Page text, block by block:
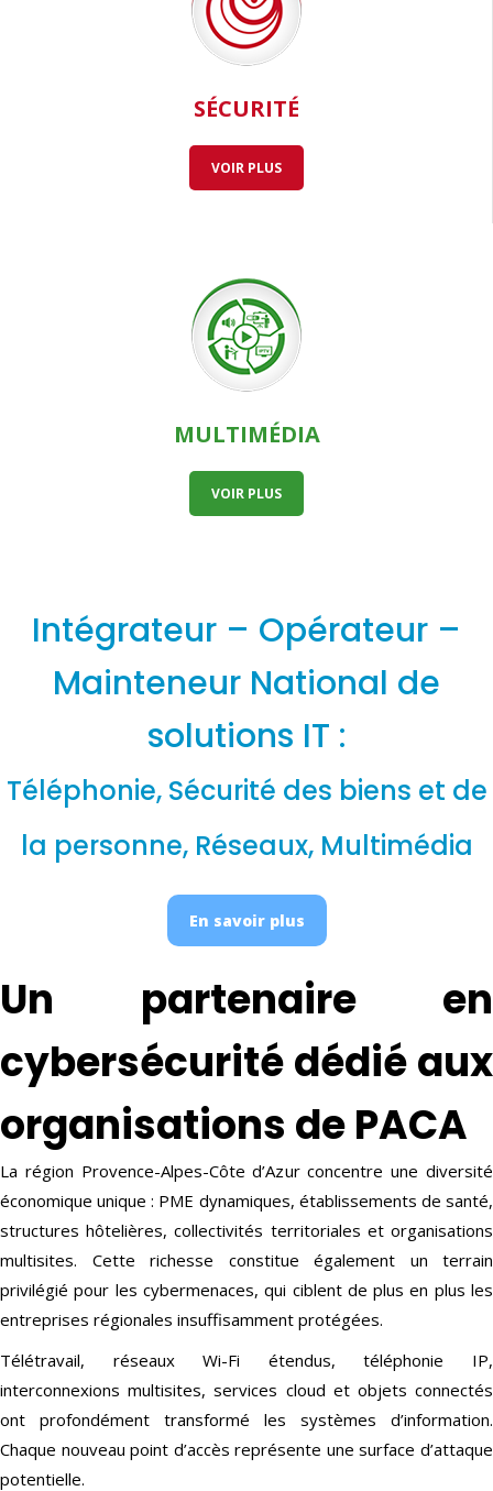
SÉCURITÉ
VOIR PLUS
MULTIMÉDIA
VOIR PLUS
Intégrateur – Opérateur –
Mainteneur National de
solutions IT :
Téléphonie, Sécurité des biens et de
la personne, Réseaux, Multimédia
En savoir plus
Un partenaire en
cybersécurité dédié aux
organisations de PACA
La région Provence-Alpes-Côte d’Azur concentre une diversité
économique unique : PME dynamiques, établissements de santé,
structures hôtelières, collectivités territoriales et organisations
multisites. Cette richesse constitue également un terrain
privilégié pour les cybermenaces, qui ciblent de plus en plus les
entreprises régionales insuffisamment protégées.
Télétravail, réseaux Wi-Fi étendus, téléphonie IP,
interconnexions multisites, services cloud et objets connectés
ont profondément transformé les systèmes d’information.
Chaque nouveau point d’accès représente une surface d’attaque
potentielle.